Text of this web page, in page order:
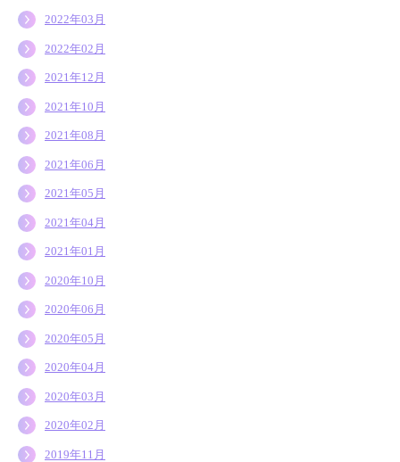
2022年03月
2022年02月
2021年12月
2021年10月
2021年08月
2021年06月
2021年05月
2021年04月
2021年01月
2020年10月
2020年06月
2020年05月
2020年04月
2020年03月
2020年02月
2019年11月